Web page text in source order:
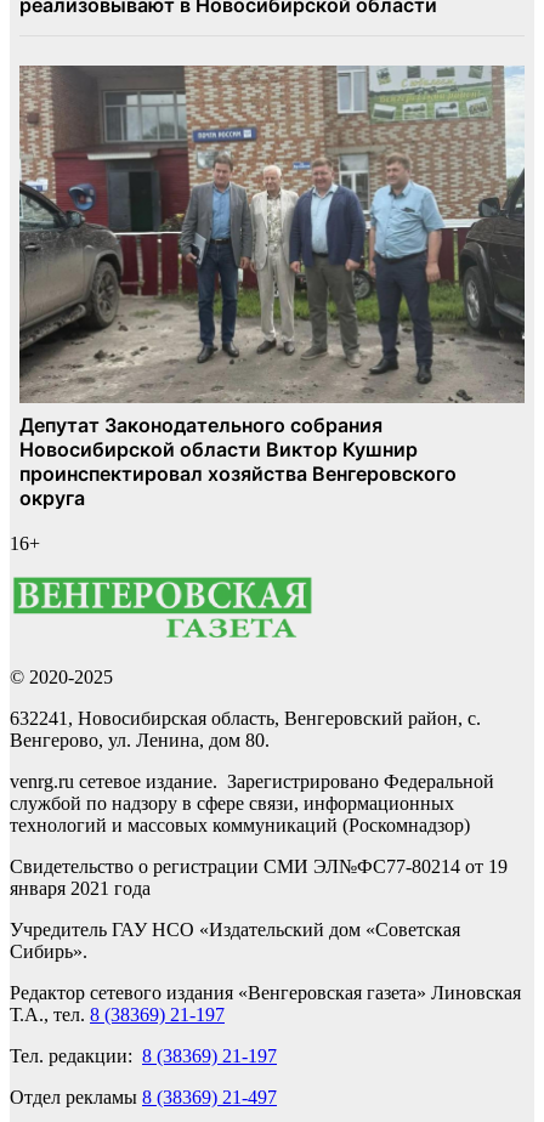
16+
© 2020-2025
632241, Новосибирская область, Венгеровский район, с.
Венгерово, ул. Ленина, дом 80.
venrg.ru сетевое издание. Зарегистрировано Федеральной
службой по надзору в сфере связи, информационных
технологий и массовых коммуникаций (Роскомнадзор)
Свидетельство о регистрации СМИ ЭЛ№ФС77-80214 от 19
января 2021 года
Учредитель ГАУ НСО «Издательский дом «Советская
Сибирь».
Редактор сетевого издания «Венгеровская газета» Линовская
Т.А., тел. 8 (38369) 21-197
Тел. редакции: 8 (38369) 21-197
Отдел рекламы 8 (38369) 21-497